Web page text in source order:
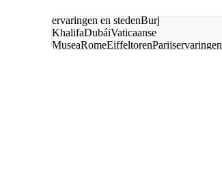
ervaringen en stedenBurj
KhalifaDubáiVaticaanse
MuseaRomeEiffeltorenParijservaringen